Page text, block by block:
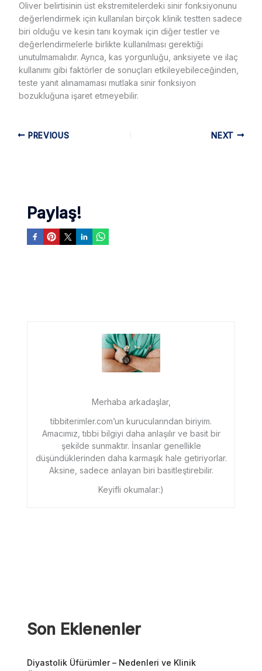
Oliver belirtisinin üst ekstremitelerdeki sinir fonksiyonunu
değerlendirmek için kullanılan birçok klinik testten sadece
biri olduğu ve kesin tanı koymak için diğer testler ve
değerlendirmelerle birlikte kullanılması gerektiği
unutulmamalıdır. Ayrıca, kas yorgunluğu, anksiyete ve ilaç
kullanımı gibi faktörler de sonuçları etkileyebileceğinden,
teste yanıt alınamaması mutlaka sinir fonksiyon
bozukluğuna işaret etmeyebilir.
PREVIOUS NEXT
Paylaş!
Merhaba arkadaşlar,
tibbiterimler.com’un kurucularından biriyim.
Amacımız, tıbbi bilgiyi daha anlaşılır ve basit bir
şekilde sunmaktır. İnsanlar genellikle
düşündüklerinden daha karmaşık hale getiriyorlar.
Aksine, sadece anlayan biri basitleştirebilir.
Keyifli okumalar:)
Son Eklenenler
Diyastolik Üfürümler – Nedenleri ve Klinik